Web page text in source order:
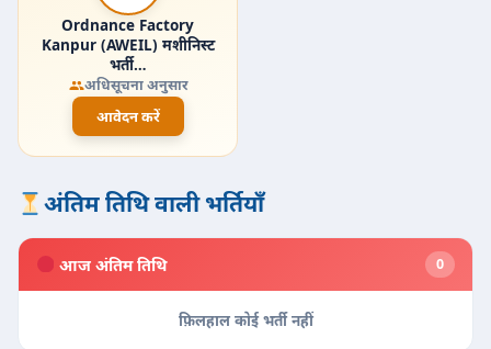
Ordnance Factory
Kanpur (AWEIL) मशीनिस्ट
भर्ती…
अधिसूचना अनुसार
आवेदन करें
अंतिम तिथि वाली भर्तियाँ
आज अंतिम तिथि 0
फ़िलहाल कोई भर्ती नहीं